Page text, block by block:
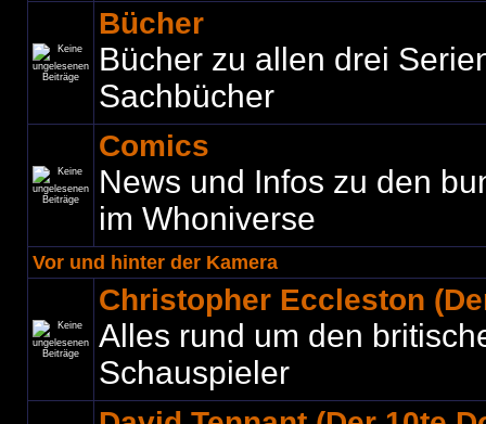
Bücher
Bücher zu allen drei
Sachbücher
Comics
News und Infos zu den
im Whoniverse
Vor und hinter der Kamera
Christopher Eccleston
Alles rund um den
Schauspieler